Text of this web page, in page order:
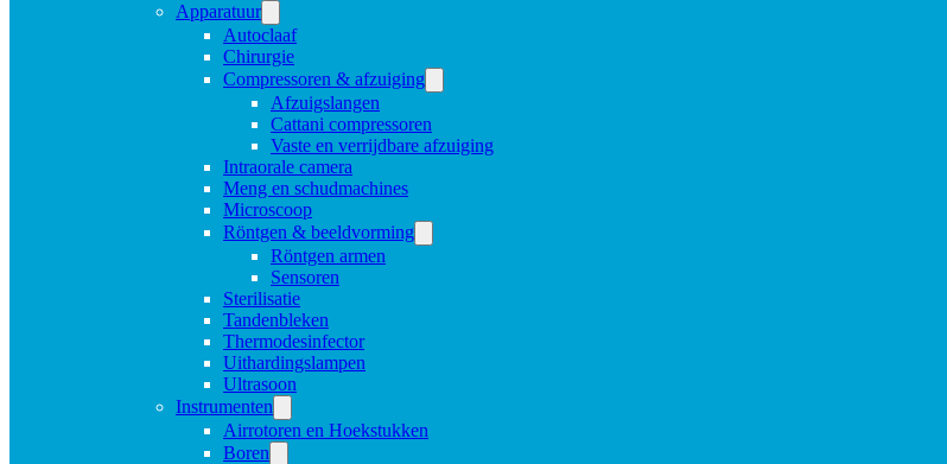
Apparatuur
Autoclaaf
Chirurgie
Compressoren & afzuiging
Afzuigslangen
Cattani compressoren
Vaste en verrijdbare afzuiging
Intraorale camera
Meng en schudmachines
Microscoop
Röntgen & beeldvorming
Röntgen armen
Sensoren
Sterilisatie
Tandenbleken
Thermodesinfector
Uithardingslampen
Ultrasoon
Instrumenten
Airrotoren en Hoekstukken
Boren